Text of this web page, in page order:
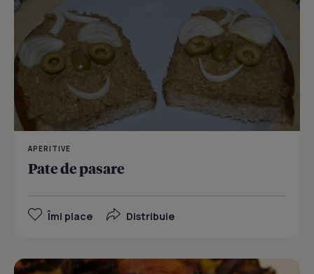
APERITIVE
Pate de pasare
Îmi place Distribuie